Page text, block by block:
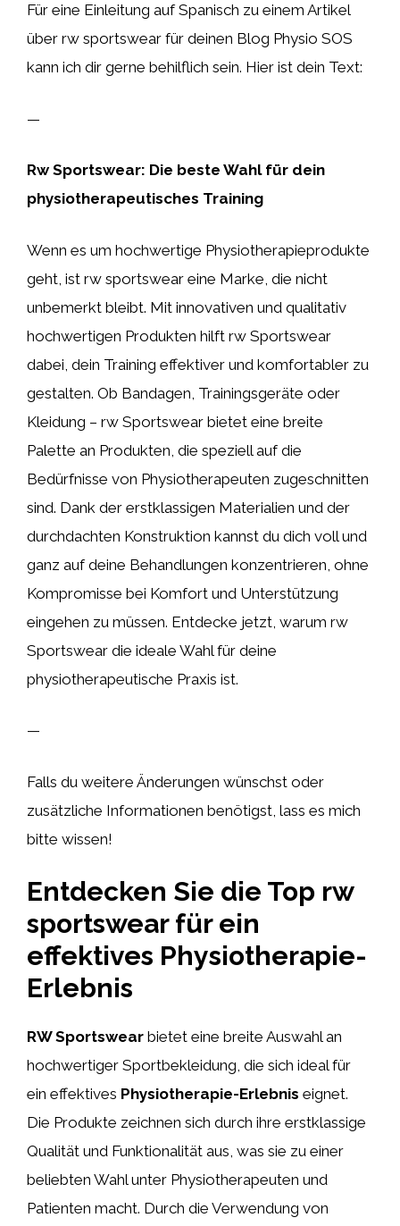
Für eine Einleitung auf Spanisch zu einem Artikel
über rw sportswear für deinen Blog Physio SOS
kann ich dir gerne behilflich sein. Hier ist dein Text:
—
Rw Sportswear: Die beste Wahl für dein
physiotherapeutisches Training
Wenn es um hochwertige Physiotherapieprodukte
geht, ist rw sportswear eine Marke, die nicht
unbemerkt bleibt. Mit innovativen und qualitativ
hochwertigen Produkten hilft rw Sportswear
dabei, dein Training effektiver und komfortabler zu
gestalten. Ob Bandagen, Trainingsgeräte oder
Kleidung – rw Sportswear bietet eine breite
Palette an Produkten, die speziell auf die
Bedürfnisse von Physiotherapeuten zugeschnitten
sind. Dank der erstklassigen Materialien und der
durchdachten Konstruktion kannst du dich voll und
ganz auf deine Behandlungen konzentrieren, ohne
Kompromisse bei Komfort und Unterstützung
eingehen zu müssen. Entdecke jetzt, warum rw
Sportswear die ideale Wahl für deine
physiotherapeutische Praxis ist.
—
Falls du weitere Änderungen wünschst oder
zusätzliche Informationen benötigst, lass es mich
bitte wissen!
Entdecken Sie die Top rw
sportswear für ein
effektives Physiotherapie-
Erlebnis
RW Sportswear bietet eine breite Auswahl an
hochwertiger Sportbekleidung, die sich ideal für
ein effektives Physiotherapie-Erlebnis eignet.
Die Produkte zeichnen sich durch ihre erstklassige
Qualität und Funktionalität aus, was sie zu einer
beliebten Wahl unter Physiotherapeuten und
Patienten macht. Durch die Verwendung von